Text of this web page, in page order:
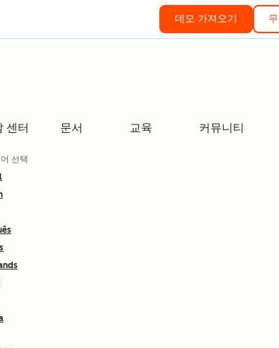
데모 가져오기
센터 문서 교육 커뮤니티
선택